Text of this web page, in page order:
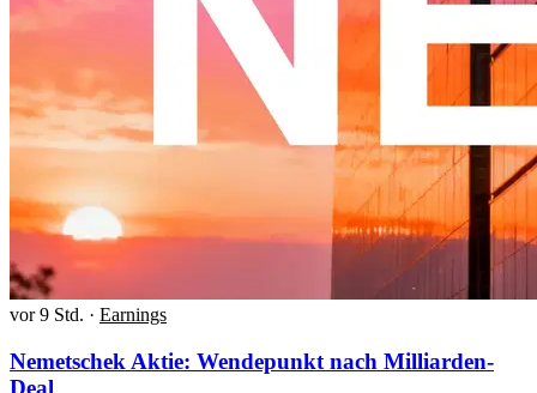
vor 9 Std. · Earnings
Nemetschek Aktie: Wendepunkt nach Milliarden-
Deal